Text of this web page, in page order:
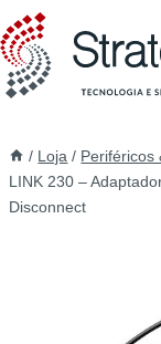
/ Loja / Periféricos
LINK 230 –
Disconnect